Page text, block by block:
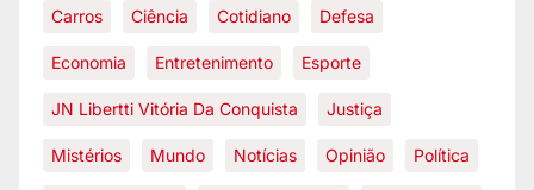
Carros Ciência Cotidiano Defesa
Economia Entretenimento Esporte
JN Libertti Vitória Da Conquista Justiça
Mistérios Mundo Notícias Opinião Política